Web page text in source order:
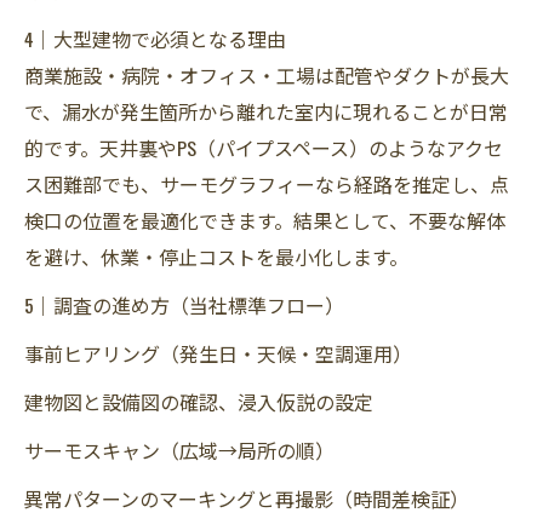
4｜大型建物で必須となる理由
商業施設・病院・オフィス・工場は配管やダクトが長大
で、漏水が発生箇所から離れた室内に現れることが日常
的です。天井裏やPS（パイプスペース）のようなアクセ
ス困難部でも、サーモグラフィーなら経路を推定し、点
検口の位置を最適化できます。結果として、不要な解体
を避け、休業・停止コストを最小化します。
5｜調査の進め方（当社標準フロー）
事前ヒアリング（発生日・天候・空調運用）
建物図と設備図の確認、浸入仮説の設定
サーモスキャン（広域→局所の順）
異常パターンのマーキングと再撮影（時間差検証）